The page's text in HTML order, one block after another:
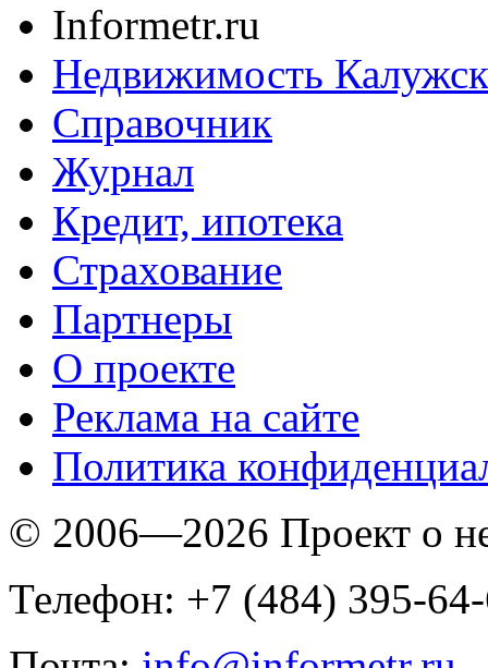
Informetr.ru
Недвижимость
Справочник
Журнал
Кредит, ипотека
Страхование
Партнеры
O проекте
Реклама на сайте
Политика
© 2006—2026 Проект о
Телефон: +7 (484) 395-